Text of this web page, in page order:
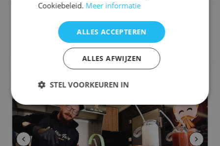
Hamburgers 🍦 IJsjes 🥡Street Food
Selecteren voor offerteaanvraag
Frietkraam
Cookiebeleid. Meer informatie
ALLES ACCEPTEREN
ALLES AFWIJZEN
STEL VOORKEUREN IN